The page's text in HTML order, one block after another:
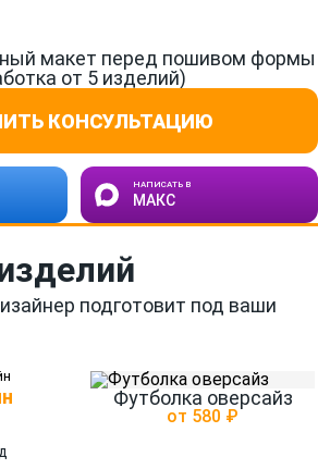
макет перед пошивом формы
от 5 изделий)
КОНСУЛЬТАЦИЮ
НАПИСАТЬ В
МАКС
подготовит под ваши
Футболка оверсайз
от 580 ₽